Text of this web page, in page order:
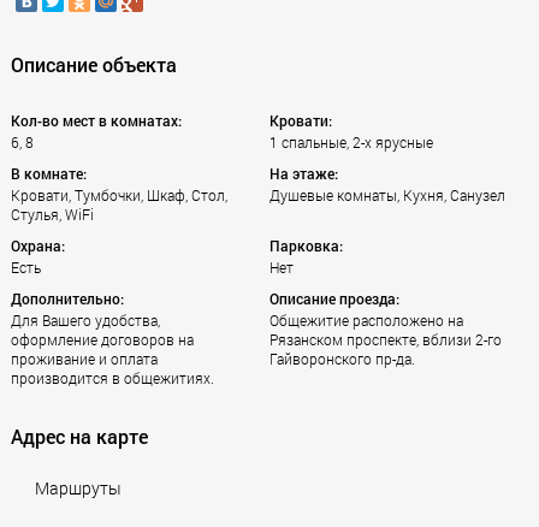
Описание объекта
Кол-во мест в комнатах:
6, 8
Кровати:
1 спальные, 2-х ярусные
В комнате:
Кровати, Тумбочки, Шкаф, Стол,
Стулья, WiFi
На этаже:
Душевые комнаты, Кухня, Санузел
Охрана:
Есть
Парковка:
Нет
Дополнительно:
Для Вашего удобства,
оформление договоров на
проживание и оплата
производится в общежитиях.
Описание проезда:
Общежитие расположено на
Рязанском проспекте, вблизи 2-го
Гайворонского пр-да.
Адрес на карте
Маршруты